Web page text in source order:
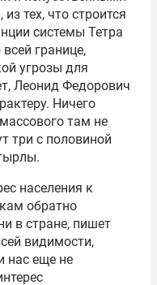
тех, что строится
системы Тетра
границе,
угрозы для
Леонид Федорович
Ничего
там не
три с половиной
населения к
обратно
в стране, пишет
видимости,
нас еще не